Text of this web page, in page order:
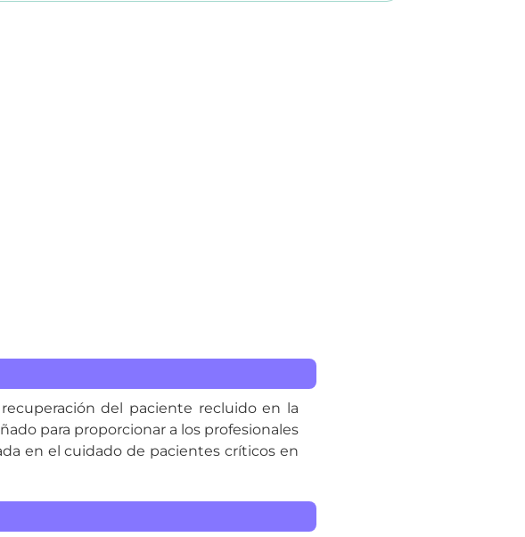
del paciente recluido en la
para proporcionar a los profesionales
en el cuidado de pacientes críticos en